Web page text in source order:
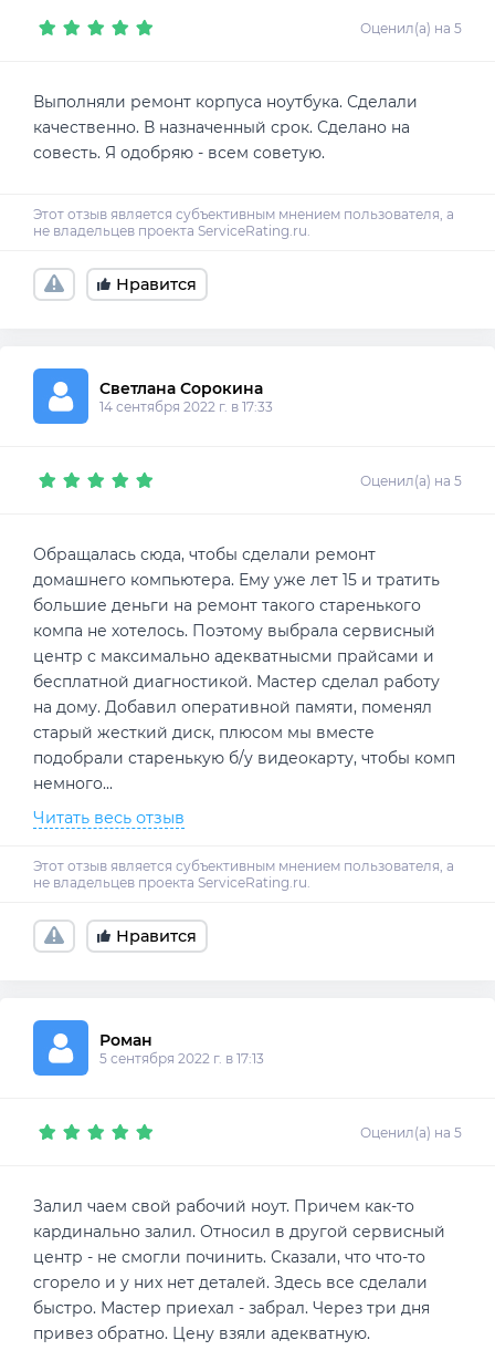
Оценил(а) на 5
Выполняли ремонт корпуса ноутбука. Сделали
качественно. В назначенный срок. Сделано на
совесть. Я одобряю - всем советую.
Нравится
Светлана Сорокина
14 сентября 2022 г. в 17:33
Оценил(а) на 5
Обращалась сюда, чтобы сделали ремонт
домашнего компьютера. Ему уже лет 15 и тратить
большие деньги на ремонт такого старенького
компа не хотелось. Поэтому выбрала сервисный
центр с максимально адекватнысми прайсами и
бесплатной диагностикой. Мастер сделал работу
на дому. Добавил оперативной памяти, поменял
старый жесткий диск, плюсом мы вместе
подобрали старенькую б/у видеокарту, чтобы комп
немного...
Читать весь отзыв
Нравится
Роман
5 сентября 2022 г. в 17:13
Оценил(а) на 5
Залил чаем свой рабочий ноут. Причем как-то
кардинально залил. Относил в другой сервисный
центр - не смогли починить. Сказали, что что-то
сгорело и у них нет деталей. Здесь все сделали
быстро. Мастер приехал - забрал. Через три дня
привез обратно. Цену взяли адекватную.